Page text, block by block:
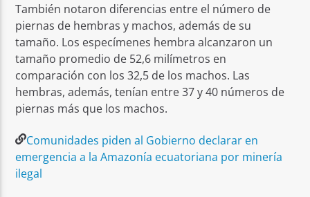
También notaron diferencias entre el número de
piernas de hembras y machos, además de su
tamaño. Los especímenes hembra alcanzaron un
tamaño promedio de 52,6 milímetros en
comparación con los 32,5 de los machos. Las
hembras, además, tenían entre 37 y 40 números de
piernas más que los machos.
Comunidades piden al Gobierno declarar en
emergencia a la Amazonía ecuatoriana por minería
ilegal